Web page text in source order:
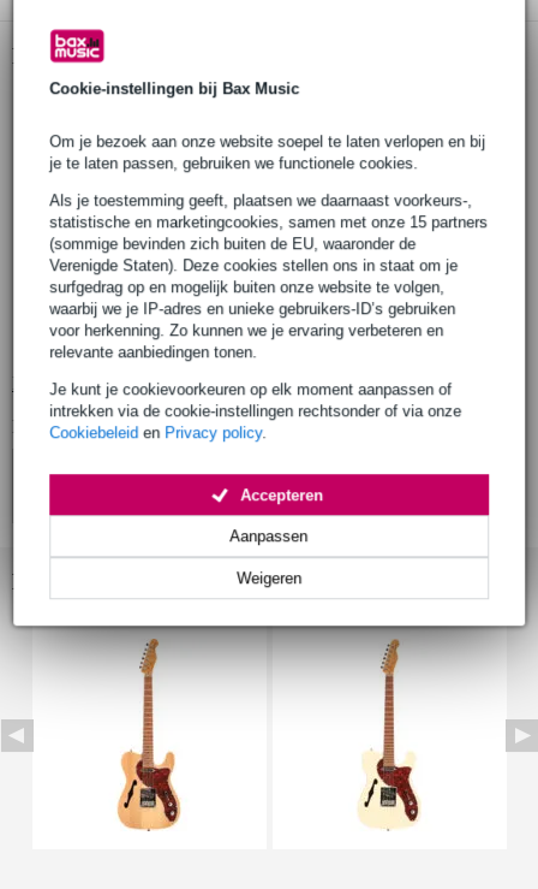
Cookie-instellingen bij Bax Music
Om je bezoek aan onze website soepel te laten verlopen en bij
je te laten passen, gebruiken we functionele cookies.
Als je toestemming geeft, plaatsen we daarnaast voorkeurs-,
statistische en marketingcookies, samen met onze 15 partners
(sommige bevinden zich buiten de EU, waaronder de
Verenigde Staten). Deze cookies stellen ons in staat om je
surfgedrag op en mogelijk buiten onze website te volgen,
waarbij we je IP-adres en unieke gebruikers-ID’s gebruiken
voor herkenning. Zo kunnen we je ervaring verbeteren en
relevante aanbiedingen tonen.
Je kunt je cookievoorkeuren op elk moment aanpassen of
intrekken via de cookie-instellingen rechtsonder of via onze
Cookiebeleid en Privacy policy.
Weigeren
Aanpassen
Accepteren
Productinformatie
Fazley semi-akoestische gitaar
serie: Sunset Series
materiaal: populier (poplar)
afwerking: hoogglans (gloss)
verbinding: geschroefd (bolt-on)
materiaal: esdoorn (Canadian roasted maple)
afwerking: zijdeglans (satin)
Bekijk alle productspecificaties
Bekijk ook eens (4)
Bekijk ook eens (5)